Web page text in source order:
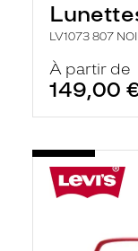
LV1073 807
À partir de
149,00